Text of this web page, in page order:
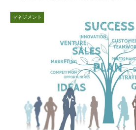
マネジメント